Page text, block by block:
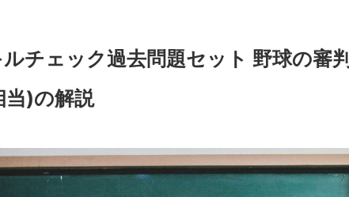
チェック過去問題セット 野球の審判
)の解説